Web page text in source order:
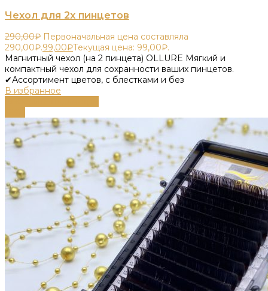
Чехол для 2х пинцетов
290,00₽ Первоначальная цена составляла
290,00₽.99,00₽Текущая цена: 99,00₽.
Магнитный чехол (на 2 пинцета) OLLURE Мягкий и
компактный чехол для сохранности ваших пинцетов.
✔Ассортимент цветов, с блестками и без
В избранное